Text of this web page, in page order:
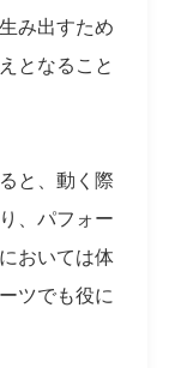
み出すため
となること
と、動く際
、パフォー
おいては体
ツでも役に